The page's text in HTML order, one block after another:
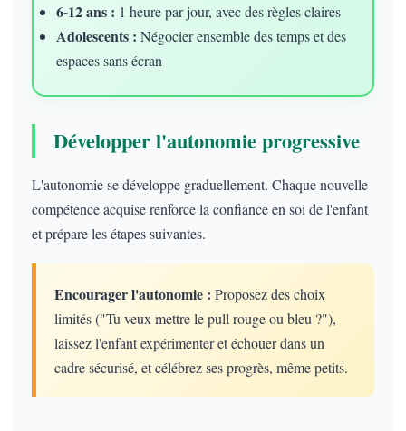
6-12 ans : 1 heure par jour, avec des règles claires
Adolescents : Négocier ensemble des temps et des
espaces sans écran
Développer l'autonomie progressive
L'autonomie se développe graduellement. Chaque nouvelle
compétence acquise renforce la confiance en soi de l'enfant
et prépare les étapes suivantes.
Encourager l'autonomie : Proposez des choix
limités ("Tu veux mettre le pull rouge ou bleu ?"),
laissez l'enfant expérimenter et échouer dans un
cadre sécurisé, et célébrez ses progrès, même petits.